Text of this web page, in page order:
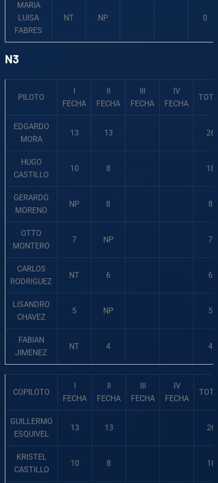
MARIA
LUISA
FABRES
NT NP 0
N3
PILOTO
I
FECHA
II
FECHA
III
FECHA
IV
FECHA
EDGARDO
MORA
13 13 26
HUGO
CASTILLO
10 8 18
GERARDO
MORENO
NP 8 8
OTTO
MONTERO
7 NP 7
CARLOS
RODRIGUEZ
NT 6 6
LISANDRO
CHAVEZ
5 NP 5
FABIAN
JIMENEZ
NT 4 4
COPILOTO
I
FECHA
II
FECHA
III
FECHA
IV
FECHA
GUILLERMO
ESQUIVEL
13 13 26
KRISTEL
CASTILLO
10 8 18